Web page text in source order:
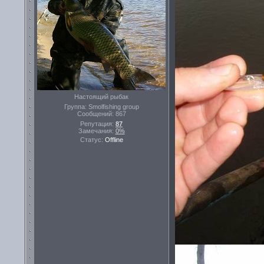
Настоящий рыбак
Группа: Smolfishing group
Сообщений: 867
Репутация: 87
Замечания: 0%
Статус: Offline